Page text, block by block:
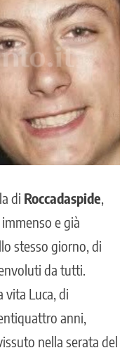
di Roccadaspide
e già
stesso giorno, di
da tutti.
vita Luca, di
anni,
nella serata del